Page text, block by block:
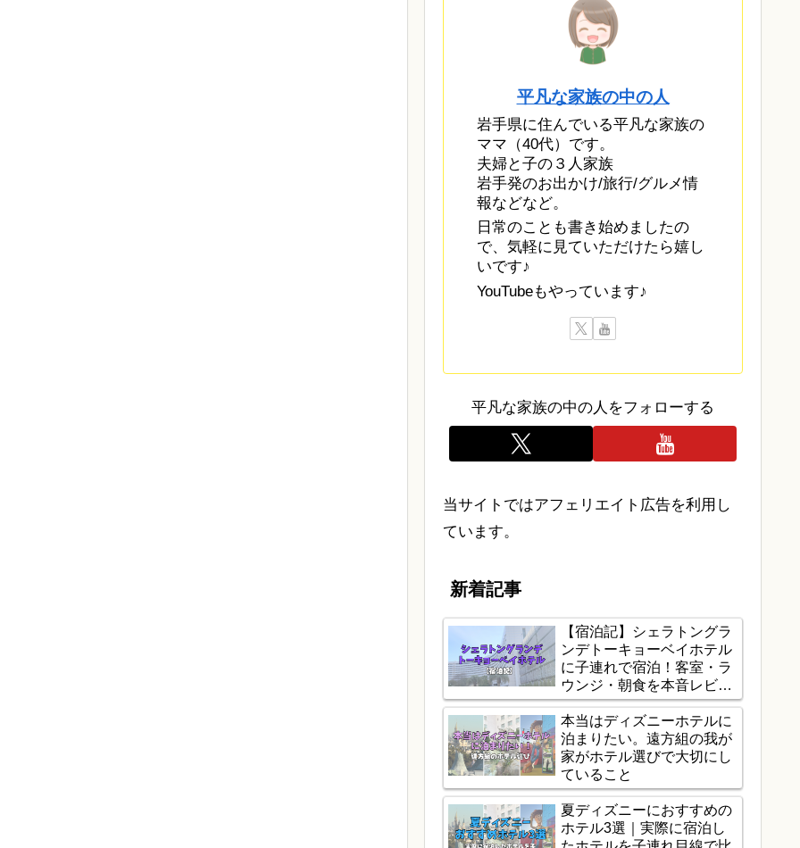
平凡な家族の中の人
岩手県に住んでいる平凡な家族の
ママ（40代）です。
夫婦と子の３人家族
岩手発のお出かけ/旅行/グルメ情
報などなど。
日常のことも書き始めましたの
で、気軽に見ていただけたら嬉し
いです♪
YouTubeもやっています♪
平凡な家族の中の人をフォローする
当サイトではアフェリエイト広告を利用し
ています。
新着記事
【宿泊記】シェラトングラ
ンデトーキョーベイホテル
に子連れで宿泊！客室・ラ
ウンジ・朝食を本音レビュ
ー
本当はディズニーホテルに
泊まりたい。遠方組の我が
家がホテル選びで大切にし
ていること
夏ディズニーにおすすめの
ホテル3選｜実際に宿泊し